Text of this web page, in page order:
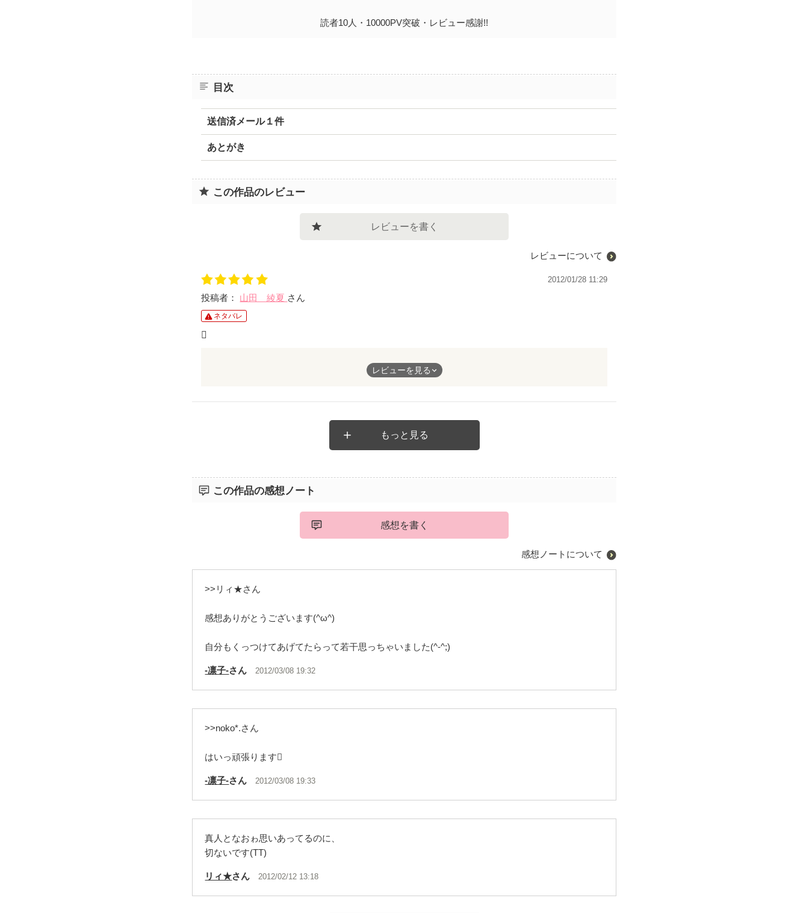
読者10人・10000PV突破・レビュー感謝!!
目次
送信済メール１件
あとがき
この作品のレビュー
レビューを書く
レビューについて
2012/01/28 11:29
投稿者： 山田 綾夏 さん
ネタバレ

レビューを見る
もっと見る
この作品の感想ノート
感想を書く
感想ノートについて
>>リィ★さん
感想ありがとうございます(^ω^)
自分もくっつけてあげてたらって若干思っちゃいました(^-^;)
-凛子-さん 2012/03/08 19:32
>>noko*.さん
はいっ頑張ります
-凛子-さん 2012/03/08 19:33
真人となおゎ思いあってるのに、
切ないです(TT)
リィ★さん 2012/02/12 13:18